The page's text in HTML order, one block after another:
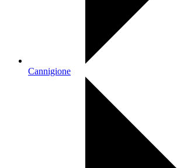
Cannigione